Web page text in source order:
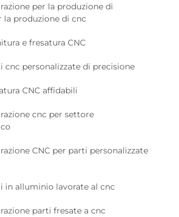
per la produzione di
la produzione di cnc
e fresatura CNC
cnc personalizzate di precisione
CNC affidabili
cnc per settore
CNC per parti personalizzate
in alluminio lavorate al cnc
parti fresate a cnc